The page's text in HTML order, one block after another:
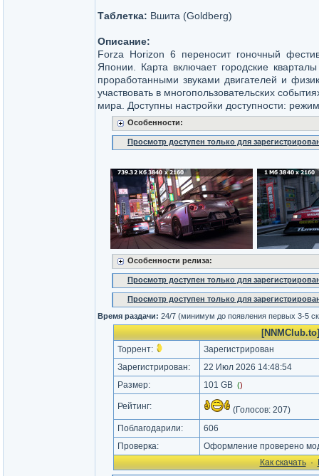
Таблетка: Вшита (Goldberg)
Описание:
Forza Horizon 6 переносит гоночный
Японии. Карта включает городские
проработанными звуками двигателей и
участвовать в многопользовательских
мира. Доступны настройки доступности:
Особенности:
Просмотр доступен только для
Особенности релиза:
Просмотр доступен только для
Просмотр доступен только для
Время раздачи: 24/7 (минимум до появления первых 3-5
Торрент:
Зарегистрирован
Зарегистрирован:
22 Июл 2026 14:48:54
Размер:
101 GB ()
Рейтинг: (Голосов: 207)
Поблагодарили:
606
Проверка:
Оформление проверено
Как cкачать·